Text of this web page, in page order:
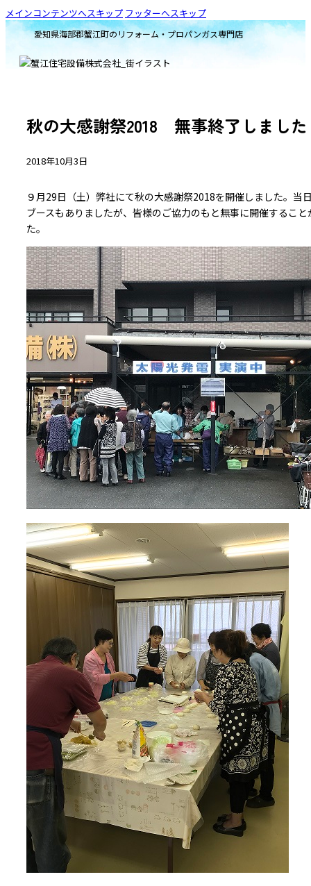
メインコンテンツへスキップ フッターへスキップ
愛知県海部郡蟹江町のリフォーム・プロパンガス専門店
秋の大感謝祭2018 無事終了しました
2018年10月3日
９月29日（土）弊社にて秋の大感謝祭2018を開催しました。
ブースもありましたが、皆様のご協力のもと無事に開催するこ
た。